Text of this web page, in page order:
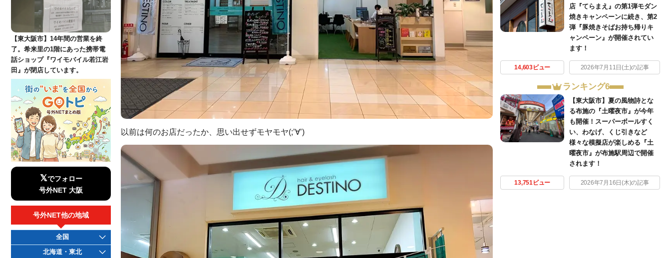
以前は何のお店だったか、思い出せずモヤモヤ(;’∀’)
店『てらまえ』の第1弾モダン
焼きキャンペーンに続き、第2
弾『豚焼きそばお持ち帰りキ
ャンペーン』が開催されてい
ます！
14,603ビュー 2026年7月11日(土)の記事
ランキング6
【東大阪市】夏の風物詩とな
る布施の『土曜夜市』が今年
も開催！スーパーボールすく
い、わなげ、くじ引きなど
様々な模擬店が楽しめる『土
曜夜市』が布施駅周辺で開催
されます！
13,751ビュー 2026年7月16日(木)の記事
【東大阪市】14年間の営業を終
了。希来里の1階にあった携帯電
話ショップ『ワイモバイル若江岩
田』が閉店しています。
𝕏でフォロー
号外NET 大阪
号外NET他の地域
全国
北海道・東北